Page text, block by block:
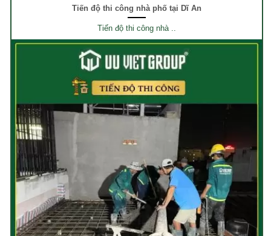
Tiến độ thi công nhà phố tại Dĩ An
Tiến độ thi công nhà ..